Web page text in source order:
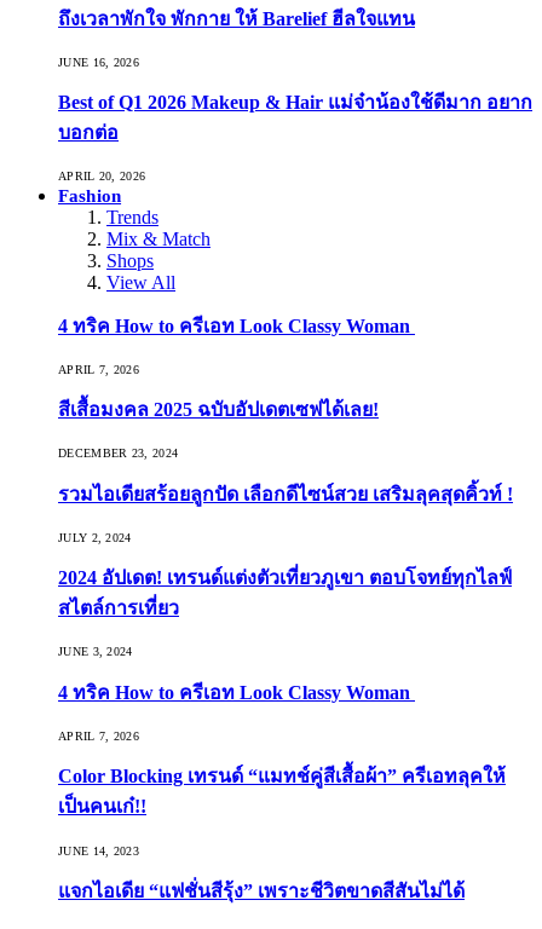
ถึงเวลาพักใจ พักกาย ให้ Barelief ฮีลใจแทน
JUNE 16, 2026
Best of Q1 2026 Makeup & Hair แม่จ๋าน้องใช้ดีมาก อยาก
บอกต่อ
APRIL 20, 2026
Fashion
Trends
Mix & Match
Shops
View All
4 ทริค How to ครีเอท Look Classy Woman
APRIL 7, 2026
สีเสื้อมงคล 2025 ฉบับอัปเดตเซฟได้เลย!
DECEMBER 23, 2024
รวมไอเดียสร้อยลูกปัด เลือกดีไซน์สวย เสริมลุคสุดคิ้วท์ !
JULY 2, 2024
2024 อัปเดต! เทรนด์แต่งตัวเที่ยวภูเขา ตอบโจทย์ทุกไลฟ์
สไตล์การเที่ยว
JUNE 3, 2024
4 ทริค How to ครีเอท Look Classy Woman
APRIL 7, 2026
Color Blocking เทรนด์ “แมทช์คู่สีเสื้อผ้า” ครีเอทลุคให้
เป็นคนเก๋!!
JUNE 14, 2023
แจกไอเดีย “แฟชั่นสีรุ้ง” เพราะชีวิตขาดสีสันไม่ได้